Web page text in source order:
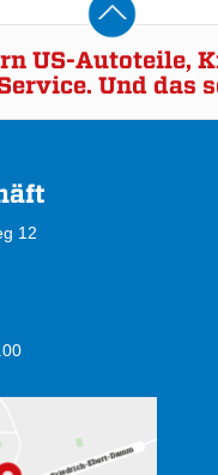
US-Autoteile,
Und das
12